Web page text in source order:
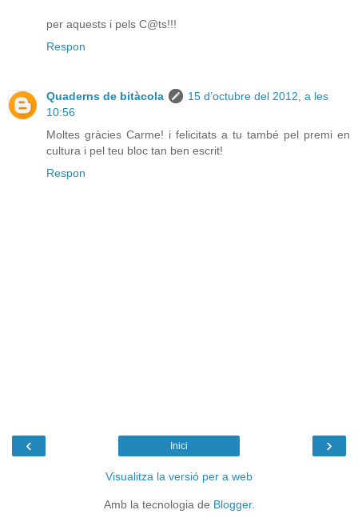
per aquests i pels C@ts!!!
Respon
Quaderns de bitàcola
15 d’octubre del 2012, a les
10:56
Moltes gràcies Carme! i felicitats a tu també pel premi en
cultura i pel teu bloc tan ben escrit!
Respon
‹ ›
Inici
Visualitza la versió per a web
Amb la tecnologia de Blogger.